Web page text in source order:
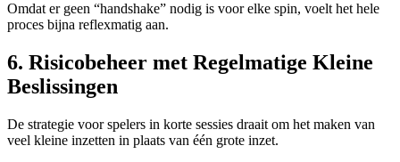
Omdat er geen “handshake” nodig is voor elke spin, voelt het hele
proces bijna reflexmatig aan.
6. Risicobeheer met Regelmatige Kleine
Beslissingen
De strategie voor spelers in korte sessies draait om het maken van
veel kleine inzetten in plaats van één grote inzet.